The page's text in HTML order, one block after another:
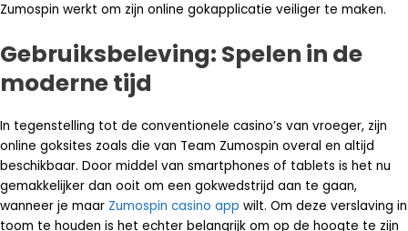
Zumospin werkt om zijn online gokapplicatie veiliger te maken.
Gebruiksbeleving: Spelen in de
moderne tijd
In tegenstelling tot de conventionele casino’s van vroeger, zijn
online goksites zoals die van Team Zumospin overal en altijd
beschikbaar. Door middel van smartphones of tablets is het nu
gemakkelijker dan ooit om een gokwedstrijd aan te gaan,
wanneer je maar Zumospin casino app wilt. Om deze verslaving in
toom te houden is het echter belangrijk om op de hoogte te zijn